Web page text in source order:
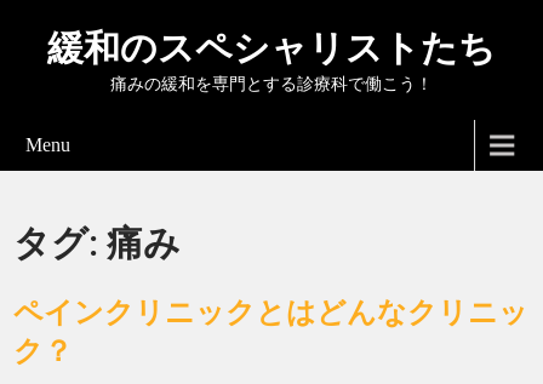
緩和のスペシャリストたち
痛みの緩和を専門とする診療科で働こう！
Menu
タグ:痛み
ペインクリニックとはどんなクリニッ
ク？